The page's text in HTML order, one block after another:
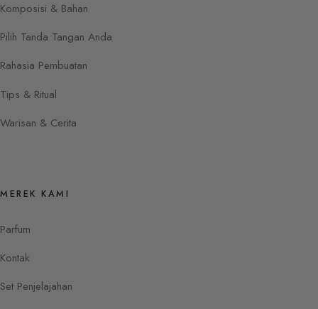
Komposisi & Bahan
Pilih Tanda Tangan Anda
Rahasia Pembuatan
Tips & Ritual
Warisan & Cerita
MEREK KAMI
Parfum
Kontak
Set Penjelajahan